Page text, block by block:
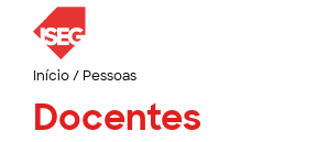
Início/ Pessoas
Docentes